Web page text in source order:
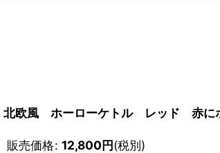
北欧風 ホーローケトル レッド 赤
販売価格: 12,800円(税別)